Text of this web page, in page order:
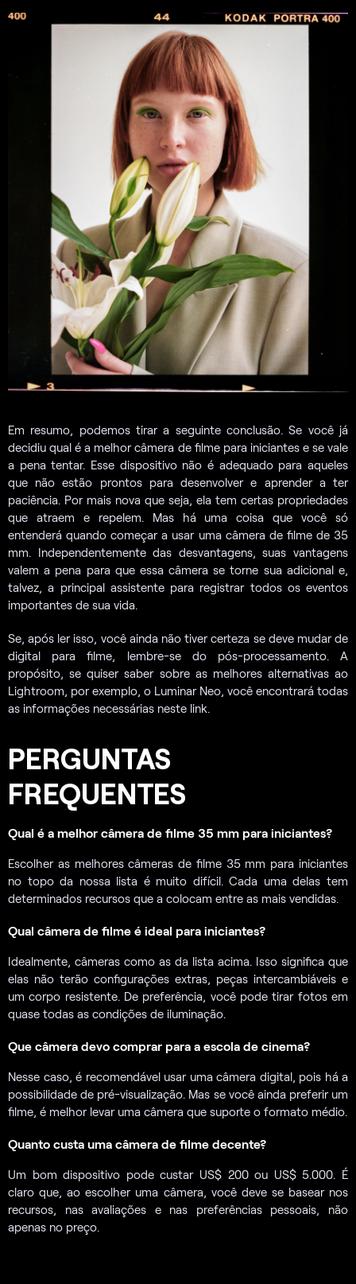
Em resumo, podemos tirar a seguinte conclusão. Se você já
decidiu qual é a melhor câmera de filme para iniciantes e se vale
a pena tentar. Esse dispositivo não é adequado para aqueles
que não estão prontos para desenvolver e aprender a ter
paciência. Por mais nova que seja, ela tem certas propriedades
que atraem e repelem. Mas há uma coisa que você só
entenderá quando começar a usar uma câmera de filme de 35
mm. Independentemente das desvantagens, suas vantagens
valem a pena para que essa câmera se torne sua adicional e,
talvez, a principal assistente para registrar todos os eventos
importantes de sua vida.
Se, após ler isso, você ainda não tiver certeza se deve mudar de
digital para filme, lembre-se do pós-processamento. A
propósito, se quiser saber sobre as melhores alternativas ao
Lightroom, por exemplo, o Luminar Neo, você encontrará todas
as informações necessárias neste link.
PERGUNTAS
FREQUENTES
Qual é a melhor câmera de filme 35 mm para iniciantes?
Escolher as melhores câmeras de filme 35 mm para iniciantes
no topo da nossa lista é muito difícil. Cada uma delas tem
determinados recursos que a colocam entre as mais vendidas.
Qual câmera de filme é ideal para iniciantes?
Idealmente, câmeras como as da lista acima. Isso significa que
elas não terão configurações extras, peças intercambiáveis e
um corpo resistente. De preferência, você pode tirar fotos em
quase todas as condições de iluminação.
Que câmera devo comprar para a escola de cinema?
Nesse caso, é recomendável usar uma câmera digital, pois há a
possibilidade de pré-visualização. Mas se você ainda preferir um
filme, é melhor levar uma câmera que suporte o formato médio.
Quanto custa uma câmera de filme decente?
Um bom dispositivo pode custar US$ 200 ou US$ 5.000. É
claro que, ao escolher uma câmera, você deve se basear nos
recursos, nas avaliações e nas preferências pessoais, não
apenas no preço.